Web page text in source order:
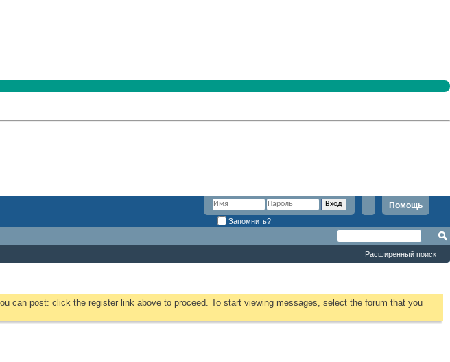
Помощь
Запомнить?
Расширенный поиск
can post: click the register link above to proceed. To start viewing messages, select the forum that you